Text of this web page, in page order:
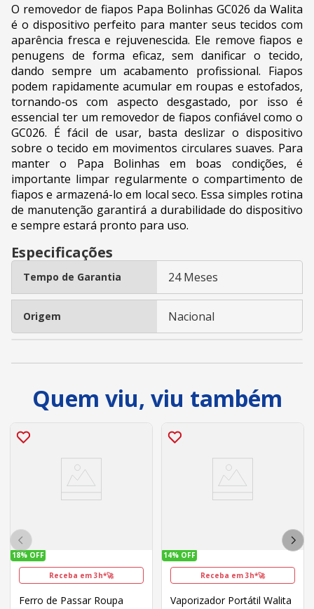
O removedor de fiapos Papa Bolinhas GC026 da Walita
é o dispositivo perfeito para manter seus tecidos com
aparência fresca e rejuvenescida. Ele remove fiapos e
penugens de forma eficaz, sem danificar o tecido,
dando sempre um acabamento profissional. Fiapos
podem rapidamente acumular em roupas e estofados,
tornando-os com aspecto desgastado, por isso é
essencial ter um removedor de fiapos confiável como o
GC026. É fácil de usar, basta deslizar o dispositivo
sobre o tecido em movimentos circulares suaves. Para
manter o Papa Bolinhas em boas condições, é
importante limpar regularmente o compartimento de
fiapos e armazená-lo em local seco. Essa simples rotina
de manutenção garantirá a durabilidade do dispositivo
e sempre estará pronto para uso.
Especificações
Tempo de Garantia 24 Meses
Origem Nacional
Quem viu, viu também
18% OFF
Receba em 3h*🚀
Ferro de Passar Roupa
14% OFF
Receba em 3h*🚀
Vaporizador Portátil Walita